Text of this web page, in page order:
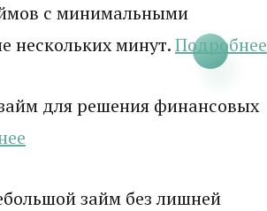
с минимальными
нескольких минут.Подробнее
для решения финансовых
займ без лишней